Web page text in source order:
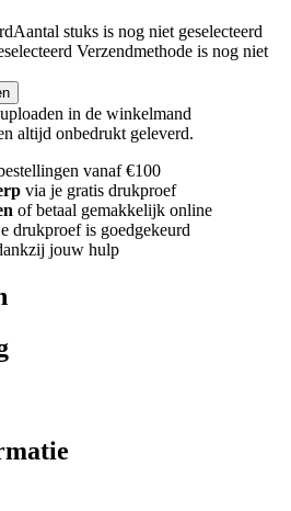
Aantal stuks is nog niet geselecteerd
Verzendmethode is nog niet
in de winkelmand
altijd onbedrukt geleverd.
vanaf €100
via je gratis drukproef
of betaal gemakkelijk online
drukproef is goedgekeurd
jouw hulp